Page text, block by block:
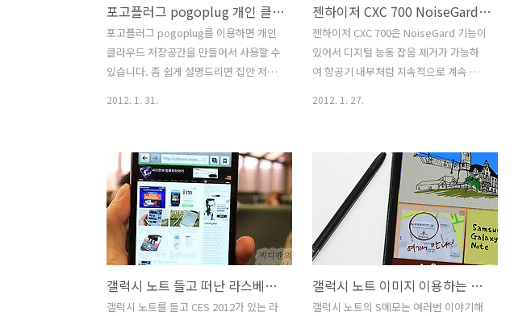
능 합니다. 설치도 그렇게 어려운 편이 아
니고 자신의 컴퓨터의 넓은 공간을 사용
할 수 있으니 잘 이용하면 꽤 유용할 것으
로 보입니다. 다만 몇몇 동영상은 재생이
런 ..
안하죠. 삼성 SDHC 16GB CLASS10
Plus의 스펙은 CLASS10을 만족하며 (읽
기 쓰기 모두 10MB/sec 이상) 방수 및 충
격에도 강한 제품 입니다. SD..
포고플러그 pogoplug 개인 클라우드 저장공간 만들기
포고플러그 pogoplug를 이용하면 개인
클라우드 저장공간을 만들어서 사용할 수
있습니다. 좀 쉽게 설명드리면 집안 저장
사용이 가능 합니다. NAS라는 것으로도
물론 사용이 가능하지만 별도로 하드디스
크를 구매하거나 또는 비용적인 부분이
발생하며 설치하는 것이 초보자에게는 다
소 어려운 부분이 있습니다만, 포고플러
그 pogoplug는 좀 더 쉽게 클라우드 공
간을 만들 수 있도록 해주고 USB 외장하
드나 USB메모리 , SD메모리등 자신이 가
지고 있는 저장장치를 활용할 수 있도록
2012. 1. 31.
젠하이저 CXC 700 NoiseGard 잡음제거 항공기 소음 줄이기
젠하이저 CXC 700은 NoiseGard 기능이
있어서 디지털 능동 잡음 제거가 가능하
여 항공기 내부처럼 지속적으로 계속 반
한 비행기를 탔을 때에는 사용해 볼 수가
없었네요. 잠시만 써본것이라서요. 물론
이 이어폰을 쓰고 지하철도 다녀보고 사
람들이 많은 거리도 걸어보고 방에서도
써 보았습니다. 이곳저곳에서 써보니 어
느 장소에서 장점이 있는지 알게 되었네
요. 젠사이저 CXC 700 이어폰에는 뭔가
좀 두꺼운 부분이 붙어 있습니다. 그 부분
에서 능동 잡음 제거를 하게 되는데요. 물
2012. 1. 27.
갤럭시 노트 들고 떠난 라스베거스
갤럭시 노트를 들고 CES 2012가 있는 라
갤럭시 노트 이미지 이용하는 어플 활용기
갤럭시 노트의 S메모는 여러번 이야기해